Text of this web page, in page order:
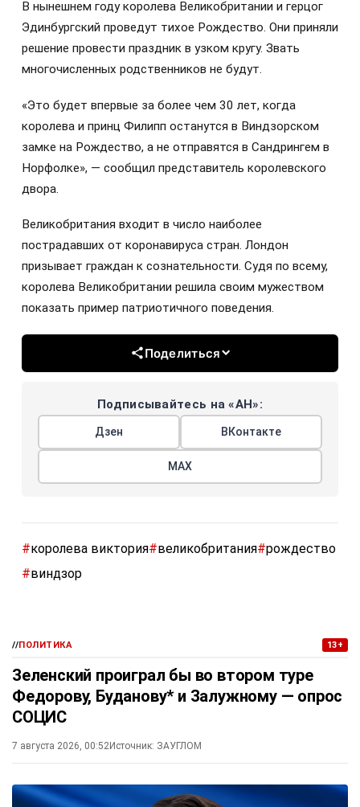
В нынешнем году королева Великобритании и герцог
Эдинбургский проведут тихое Рождество. Они приняли
решение провести праздник в узком кругу. Звать
многочисленных родственников не будут.
«Это будет впервые за более чем 30 лет, когда
королева и принц Филипп останутся в Виндзорском
замке на Рождество, а не отправятся в Сандрингем в
Норфолке», — сообщил представитель королевского
двора.
Великобритания входит в число наиболее
пострадавших от коронавируса стран. Лондон
призывает граждан к сознательности. Судя по всему,
королева Великобритании решила своим мужеством
показать пример патриотичного поведения.
Поделиться
Подписывайтесь на «АН»:
Дзен ВКонтакте
МАХ
#королева виктория#великобритания#рождество
#виндзор
//ПОЛИТИКА 13+
Зеленский проиграл бы во втором туре
Федорову, Буданову* и Залужному — опрос
СОЦИС
7 августа 2026, 00:52Источник: ЗАУГЛОМ